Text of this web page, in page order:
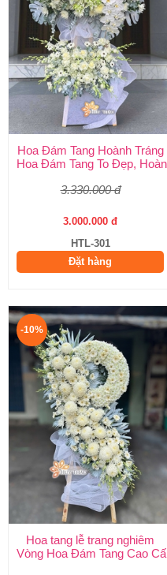
Hoa Đám Tang Hoành Tráng
Hoa Đám Tang To Đẹp,
3.330.000 đ
3.000.000 đ
HTL-301
Đặt hàng
-10%
Hoa tang lễ trang nghiêm
Vòng Hoa Đám Tang Cao